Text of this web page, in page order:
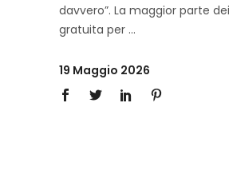
davvero”. La maggior parte
gratuita per
19 Maggio 2026